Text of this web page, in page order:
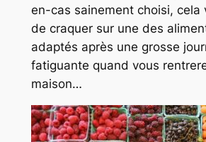
en-cas sainement choisi, cela
de craquer sur une des
adaptés après une grosse
fatiguante quand vous
maison…